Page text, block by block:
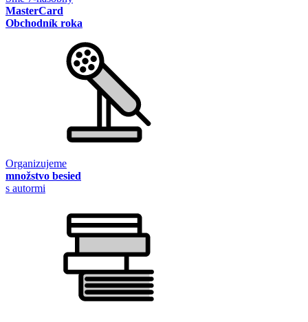
MasterCard
Obchodník roka
Organizujeme
množstvo besied
s autormi